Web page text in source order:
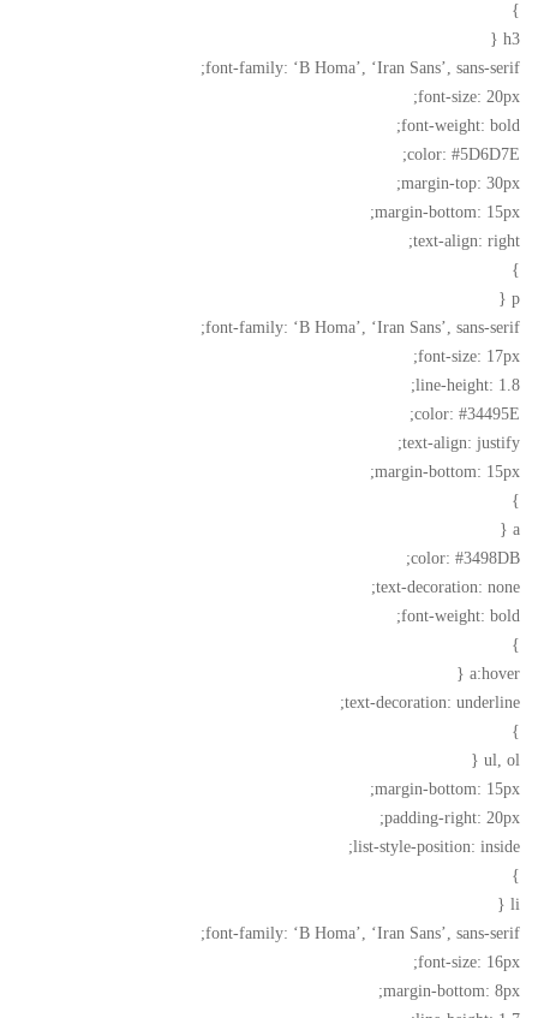
}
h3 {
font-family: ‘B Homa’, ‘Iran Sans’, sans-serif;
font-size: 20px;
font-weight: bold;
color: #5D6D7E;
margin-top: 30px;
margin-bottom: 15px;
text-align: right;
}
p {
font-family: ‘B Homa’, ‘Iran Sans’, sans-serif;
font-size: 17px;
line-height: 1.8;
color: #34495E;
text-align: justify;
margin-bottom: 15px;
}
a {
color: #3498DB;
text-decoration: none;
font-weight: bold;
}
a:hover {
text-decoration: underline;
}
ul, ol {
margin-bottom: 15px;
padding-right: 20px;
list-style-position: inside;
}
li {
font-family: ‘B Homa’, ‘Iran Sans’, sans-serif;
font-size: 16px;
margin-bottom: 8px;